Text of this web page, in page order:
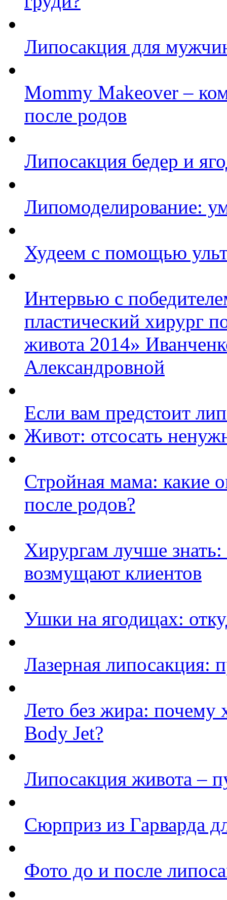
Липосакция для
Mommy Makeover –
после родов
Липосакция бедер и
Липомоделирование:
Худеем с помощью
Интервью с
пластический хирург
живота 2014»
Александровной
Если вам предстоит
Живот: отсосать
Стройная мама: какие
после родов?
Хирургам лучше
возмущают клиентов
Ушки на ягодицах:
Лазерная липосакция:
Лето без жира: почему
Body Jet?
Липосакция живота –
Сюрприз из Гарварда
Фото до и после